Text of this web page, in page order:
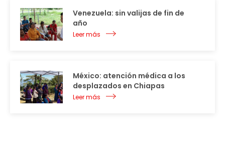
Venezuela: sin valijas de fin de
año
Leer más
México: atención médica a los
desplazados en Chiapas
Leer más